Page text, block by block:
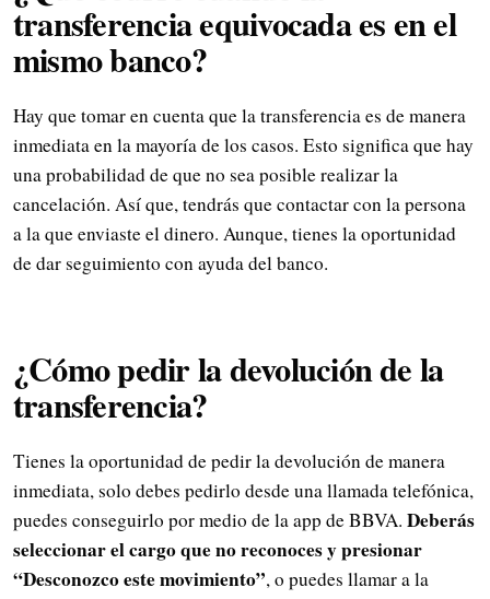
transferencia equivocada es en el
mismo banco?
Hay que tomar en cuenta que la transferencia es de manera
inmediata en la mayoría de los casos. Esto significa que hay
una probabilidad de que no sea posible realizar la
cancelación. Así que, tendrás que contactar con la persona
a la que enviaste el dinero. Aunque, tienes la oportunidad
de dar seguimiento con ayuda del banco.
¿Cómo pedir la devolución de la
transferencia?
Tienes la oportunidad de pedir la devolución de manera
inmediata, solo debes pedirlo desde una llamada telefónica,
puedes conseguirlo por medio de la app de BBVA. Deberás
seleccionar el cargo que no reconoces y presionar
“Desconozco este movimiento”, o puedes llamar a la